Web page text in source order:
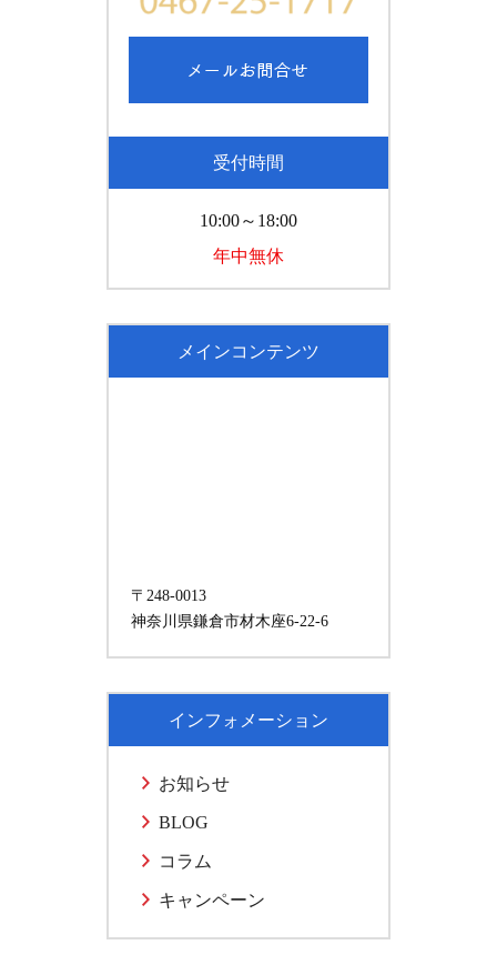
受付時間
10:00～18:00
年中無休
メインコンテンツ
〒248-0013
神奈川県鎌倉市材木座6-22-6
インフォメーション
お知らせ
BLOG
コラム
キャンペーン